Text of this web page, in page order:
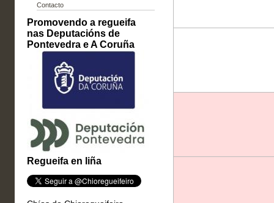
Contacto
Promovendo a regueifa
nas Deputacións de
Pontevedra e A Coruña
Regueifa en liña